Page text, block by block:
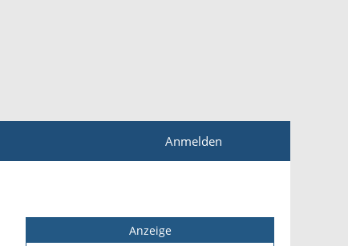
Anmelden
Anzeige